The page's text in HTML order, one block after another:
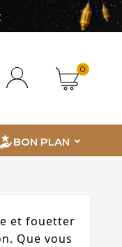
0
BON PLAN
et fouetter
Que vous